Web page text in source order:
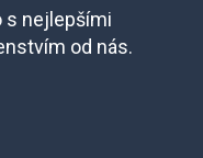
s nejlepšími
od nás.